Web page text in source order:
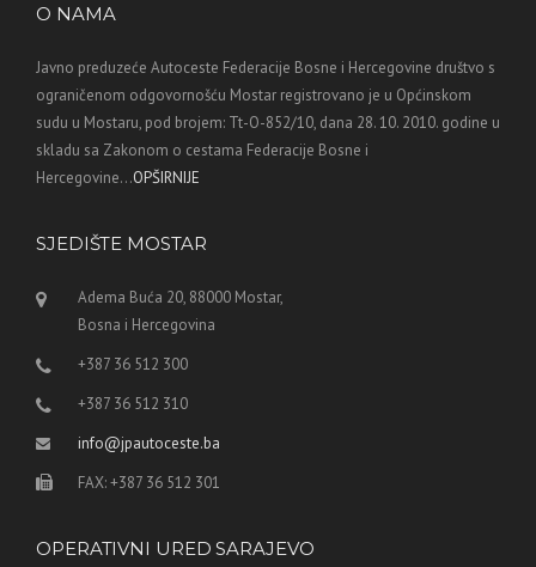
O NAMA
Javno preduzeće Autoceste Federacije Bosne i Hercegovine društvo s
ograničenom odgovornošću Mostar registrovano je u Općinskom
sudu u Mostaru, pod brojem: Tt-O-852/10, dana 28. 10. 2010. godine u
skladu sa Zakonom o cestama Federacije Bosne i
Hercegovine...OPŠIRNIJE
SJEDIŠTE MOSTAR
Adema Buća 20, 88000 Mostar,
Bosna i Hercegovina
+387 36 512 300
+387 36 512 310
info@jpautoceste.ba
FAX: +387 36 512 301
OPERATIVNI URED SARAJEVO